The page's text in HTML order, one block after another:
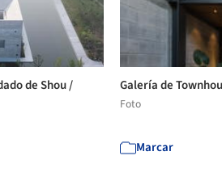
de Shou /
Galería de
Foto
Marcar